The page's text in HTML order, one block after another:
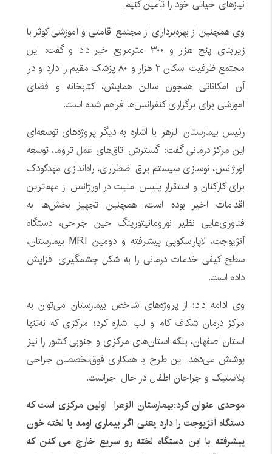
نیازهای حیاتی خود را تأمین کنیم.
وی همچنین از بهره‌برداری از مجتمع اقامتی و آموزشی کوثر با
زیربنای پنج هزار و ۳۰۰ مترمربع خبر داد و گفت: این
مجتمع ظرفیت اسکان ۲ هزار و ۸۰ پزشک مقیم را دارد و در
آن امکاناتی همچون سالن همایش، کتابخانه و فضای
آموزشی برای برگزاری کنفرانس‌ها فراهم شده است.
رئیس بیمارستان الزهرا با اشاره به دیگر پروژه‌های توسعه‌ای
این مرکز درمانی گفت: گسترش اتاق‌های عملتروما، توسعه
اورژانس، نوسازی سیستم برق اضطراری، راه‌اندازی مهدکودک
برای کارکنان و استقرار پلیس امنیت در اورژانس از مهم‌ترین
اقدامات اخیر بوده است، همچنین تجهیز بخش‌ها به
فناوری‌هایی نظیر نورومانیتورینگ حین جراحی، دستگاه
آنژیوجت، لاپاراسکوپی پیشرفته و دومین MRI بیمارستان،
سطح کیفی خدمات درمانی را به شکل چشمگیری افزایش
داده است.
وی ادامه داد: از پروژه‌های شاخص بیمارستان می‌توان به
مرکز درمان شکاف کام و لب اشاره کرد؛ مرکزی که نه‌تنها
استان اصفهان، بلکه استان‌های مرکزی و جنوبی کشور را نیز
پوشش می‌دهد. این طرح با همکاری فوق‌تخصصان جراحی
پلاستیک و جراحان اطفال در حال اجراست.
موحدی عنوان کرد:بیمارستان الزهرا اولین مرکزی است که
دستگاه آنژیوجت را دارد یعنی اگر بیماری اومد با لخته خون
پیشرفته با این دستگاه لخته رو سریع خارج می کنن که